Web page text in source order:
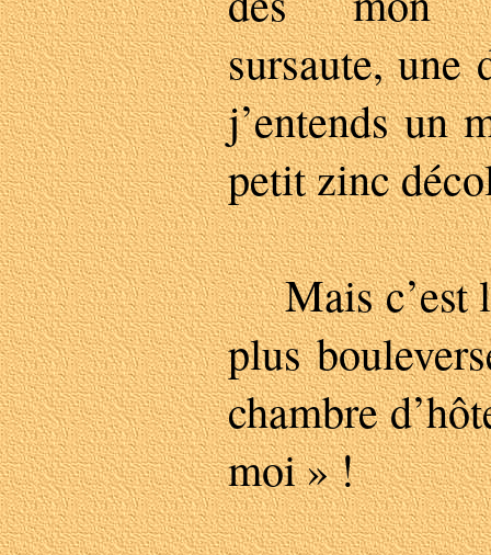
sursaute, une
j’entends un
petit zinc
Mais c’est
plus
chambre
moi » !